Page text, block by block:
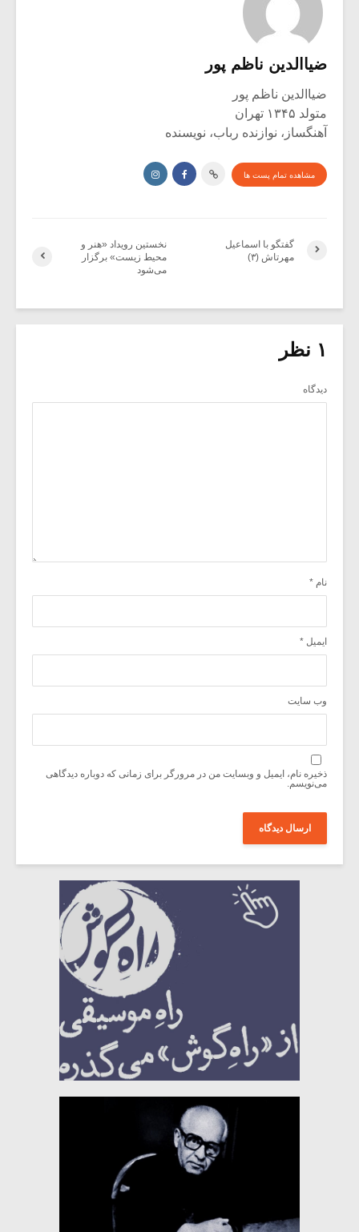
ضیاالدین ناظم پور
ضیاالدین ناظم پور
متولد ۱۳۴۵ تهران
آهنگساز، نوازنده رباب، نویسنده
مشاهده تمام پست ها
نخستین رویداد «هنر و
محیط زیست» برگزار
می‌شود
گفتگو با اسماعیل
مهرتاش (۳)
۱ نظر
دیدگاه
نام *
ایمیل *
وب‌ سایت
ذخیره نام، ایمیل و وبسایت من در مرورگر برای زمانی که دوباره دیدگاهی
می‌نویسم.